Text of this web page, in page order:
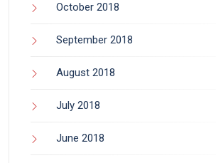
October 2018
September 2018
August 2018
July 2018
June 2018